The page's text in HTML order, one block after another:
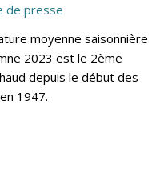
de presse
moyenne saisonnière
2023 est le 2ème
depuis le début des
1947.